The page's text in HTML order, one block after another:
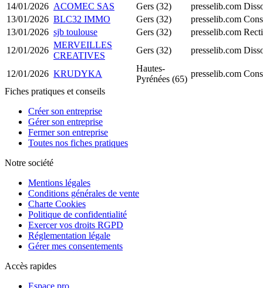
14/01/2026 ACOMEC SAS Gers (32) presselib.com
13/01/2026 BLC32 IMMO Gers (32) presselib.com
13/01/2026 sjb toulouse Gers (32) presselib.com
12/01/2026
MERVEILLES
CREATIVES
Gers (32) presselib.com
12/01/2026 KRUDYKA
Hautes-
Pyrénées (65)
presselib.com
Fiches pratiques et conseils
Créer son entreprise
Gérer son entreprise
Fermer son entreprise
Toutes nos fiches pratiques
Notre société
Mentions légales
Conditions générales de vente
Charte Cookies
Politique de confidentialité
Exercer vos droits RGPD
Réglementation légale
Gérer mes consentements
Accès rapides
Espace pro